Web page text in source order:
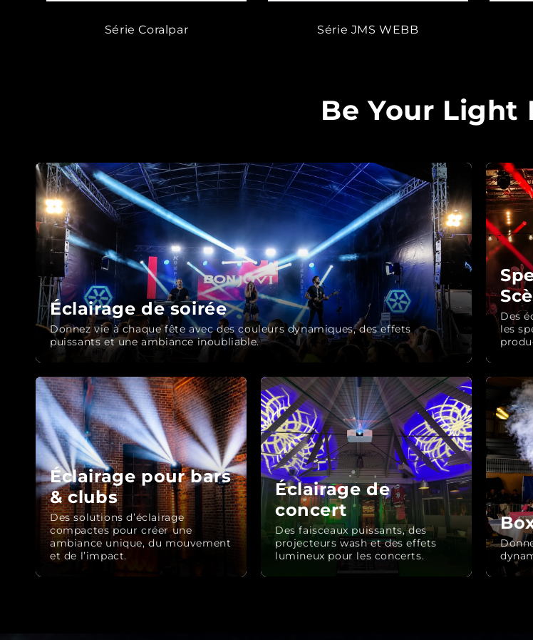
Série Coralpar Série JMS WEBB
Be Your Light
Éclairage de soirée
Donnez vie à chaque fête avec des couleurs dynamiques, des effets
puissants et une ambiance inoubliable.
Des
les
Éclairage pour bars
& clubs
Des solutions d’éclairage
compactes pour créer une
ambiance unique, du mouvement
et de l’impact.
Éclairage de
concert
Des faisceaux puissants, des
projecteurs wash et des effets
lumineux pour les concerts.